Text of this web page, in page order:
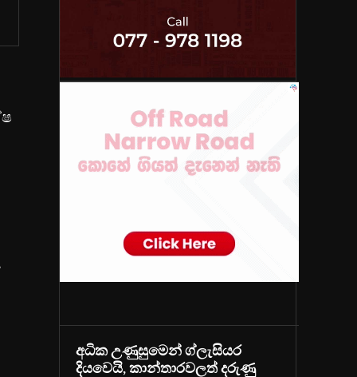
අධික උණුසුමෙන් ග්ලැසියර
දියවෙයි, කාන්තාරවලත් දරුණු